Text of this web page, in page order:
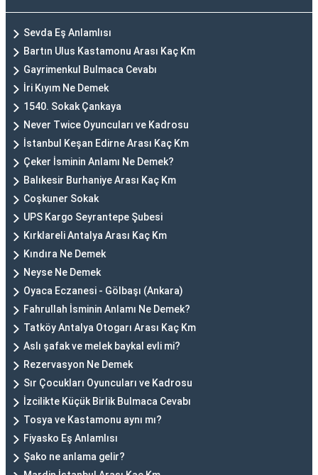
Sevda Eş Anlamlısı
Bartın Ulus Kastamonu Arası Kaç Km
Gayrimenkul Bulmaca Cevabı
İri Kıyım Ne Demek
1540. Sokak Çankaya
Never Twice Oyuncuları ve Kadrosu
İstanbul Keşan Edirne Arası Kaç Km
Çeker İsminin Anlamı Ne Demek?
Balıkesir Burhaniye Arası Kaç Km
Coşkuner Sokak
UPS Kargo Seyrantepe Şubesi
Kırklareli Antalya Arası Kaç Km
Kındıra Ne Demek
Neyse Ne Demek
Oyaca Eczanesi - Gölbaşı (Ankara)
Fahrullah İsminin Anlamı Ne Demek?
Tatköy Antalya Otogarı Arası Kaç Km
Aslı şafak ve melek baykal evli mi?
Rezervasyon Ne Demek
Sır Çocukları Oyuncuları ve Kadrosu
İzcilikte Küçük Birlik Bulmaca Cevabı
Tosya ve Kastamonu aynı mı?
Fiyasko Eş Anlamlısı
Şako ne anlama gelir?